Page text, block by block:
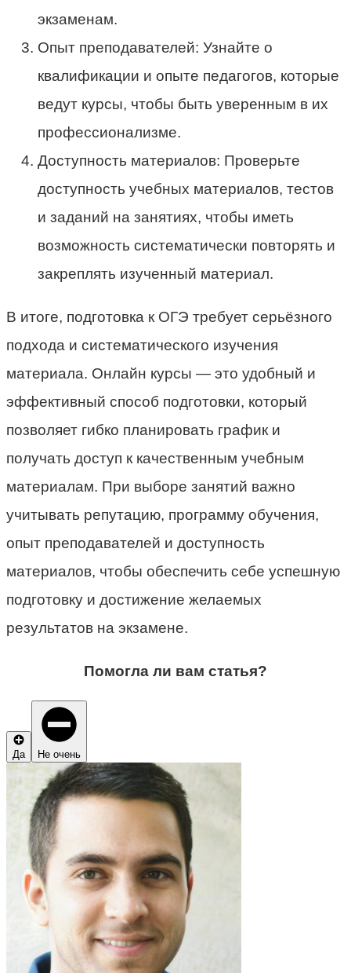
экзаменам.
Опыт преподавателей: Узнайте о
квалификации и опыте педагогов, которые
ведут курсы, чтобы быть уверенным в их
профессионализме.
Доступность материалов: Проверьте
доступность учебных материалов, тестов
и заданий на занятиях, чтобы иметь
возможность систематически повторять и
закреплять изученный материал.
В итоге, подготовка к ОГЭ требует серьёзного
подхода и систематического изучения
материала. Онлайн курсы — это удобный и
эффективный способ подготовки, который
позволяет гибко планировать график и
получать доступ к качественным учебным
материалам. При выборе занятий важно
учитывать репутацию, программу обучения,
опыт преподавателей и доступность
материалов, чтобы обеспечить себе успешную
подготовку и достижение желаемых
результатов на экзамене.
Помогла ли вам статья?
Да Не очень